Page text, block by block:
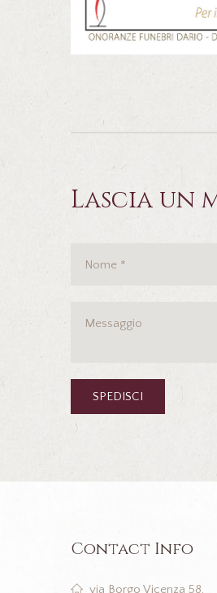
Lascia un
Contact Info
via Borgo Vicenza 58,